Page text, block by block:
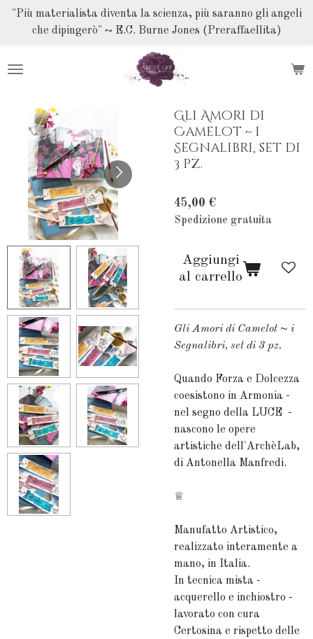
Vai
principale
"Più materialista diventa la scienza, più saranno gli angeli
che dipingerò" ~ E.C. Burne Jones (Preraffaellita)
Gli Amori di
Camelot ~ i
Segnalibri, set di
3 pz.
45,00 €
Spedizione gratuita
Aggiungi
al carrello
Gli Amori di Camelot ~ i
Segnalibri, set di 3 pz.
Quando Forza e Dolcezza
coesistono in Armonia -
nel segno della LUCE -
nascono le opere
artistiche dell'ArchèLab,
di Antonella Manfredi.
♕
Manufatto Artistico,
realizzato interamente a
mano, in Italia.
In tecnica mista -
acquerello e inchiostro -
lavorato con cura
Certosina e rispetto delle